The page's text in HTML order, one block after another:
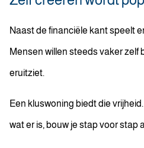
Naast de financiële kant speelt
Mensen willen steeds vaker zelf
eruitziet.
Een kluswoning biedt die
wat er is, bouw je stap voor stap